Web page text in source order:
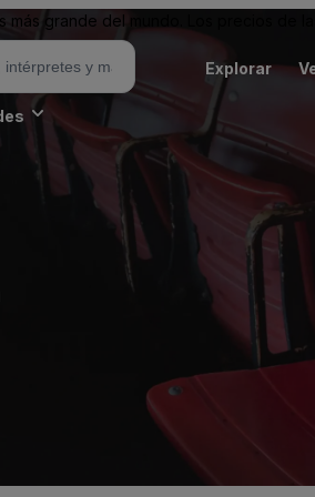
más grande del mundo. Los precios
Explorar